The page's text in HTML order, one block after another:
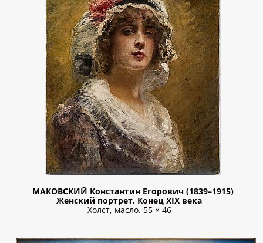
МАКОВСКИЙ Константин Егорович (1839–1915)
Женский портрет. Конец XIX века
Холст, масло. 55 × 46